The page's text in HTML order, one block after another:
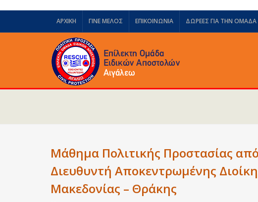
ΑΡΧΙΚΗ ΓΙΝΕ ΜΕΛΟΣ ΕΠΙΚΟΙΝΩΝΙΑ ΔΩΡΕΈΣ ΓΙΑ ΤΗΝ
Μάθημα Πολιτικής Προστασίας
Διευθυντή Αποκεντρωμένης
Μακεδονίας – Θράκης